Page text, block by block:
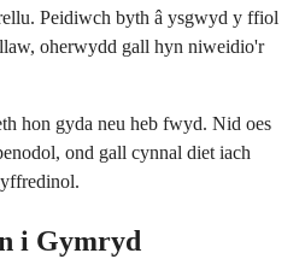
Peidiwch byth â ysgwyd y ffiol
oherwydd gall hyn niweidio'r
hon gyda neu heb fwyd. Nid oes
ond gall cynnal diet iach
i Gymryd